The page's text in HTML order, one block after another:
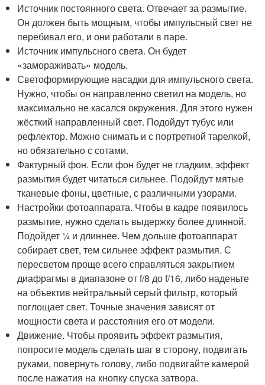
Источник постоянного света. Отвечает за размытие.
Он должен быть мощным, чтобы импульсный свет не
перебивал его, и они работали в паре.
Источник импульсного света. Он будет
«замораживать» модель.
Светоформирующие насадки для импульсного света.
Нужно, чтобы он направленно светил на модель, но
максимально не касался окружения. Для этого нужен
жёсткий направленный свет. Подойдут тубус или
рефлектор. Можно снимать и с портретной тарелкой,
но обязательно с сотами.
Фактурный фон. Если фон будет не гладким, эффект
размытия будет читаться сильнее. Подойдут мятые
тканевые фоны, цветные, с различными узорами.
Настройки фотоаппарата. Чтобы в кадре появилось
размытие, нужно сделать выдержку более длинной.
Подойдет ¼ и длиннее. Чем дольше фотоаппарат
собирает свет, тем сильнее эффект размытия. С
пересветом проще всего справляться закрытием
диафрагмы в диапазоне от f/8 до f/16, либо наденьте
на объектив нейтральный серый фильтр, который
поглощает свет. Точные значения зависят от
мощности света и расстояния его от модели.
Движение. Чтобы проявить эффект размытия,
попросите модель сделать шаг в сторону, подвигать
руками, повернуть голову, либо подвигайте камерой
после нажатия на кнопку спуска затвора.